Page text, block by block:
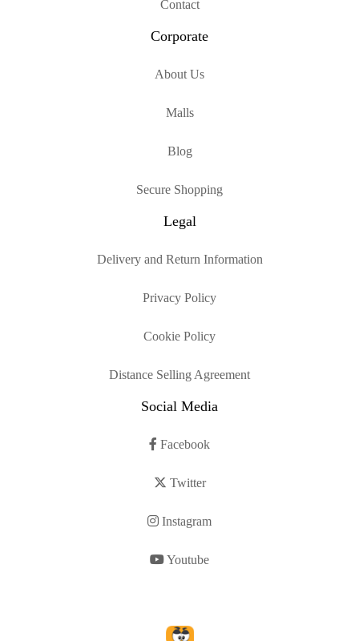
Contact
Corporate
About Us
Malls
Blog
Secure Shopping
Legal
Delivery and Return Information
Privacy Policy
Cookie Policy
Distance Selling Agreement
Social Media
Facebook
Twitter
Instagram
Youtube